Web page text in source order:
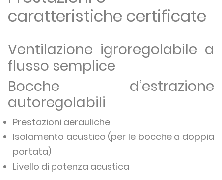
caratteristiche certificate
Ventilazione igroregolabile a
flusso semplice
Bocche d’estrazione
autoregolabili
Prestazioni aerauliche
Isolamento acustico (per le bocche a doppia
portata)
Livello di potenza acustica